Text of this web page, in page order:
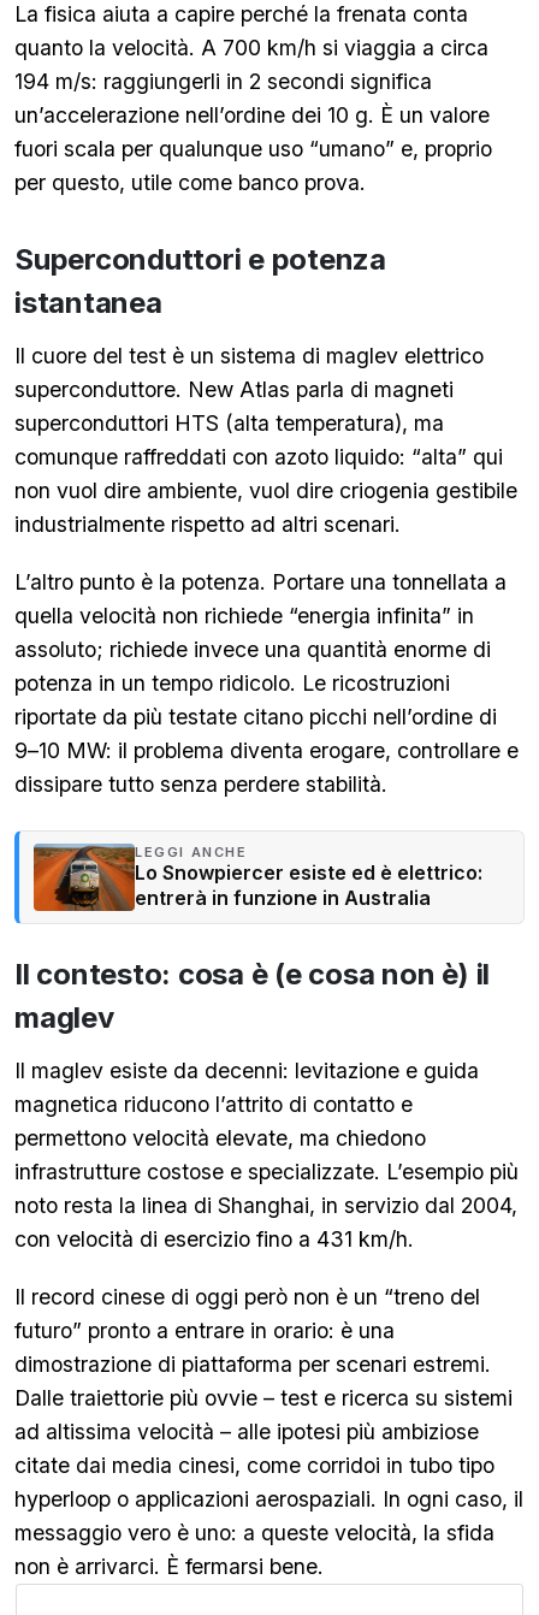
La fisica aiuta a capire perché la frenata conta
quanto la velocità. A 700 km/h si viaggia a circa
194 m/s: raggiungerli in 2 secondi significa
un’accelerazione nell’ordine dei 10 g. È un valore
fuori scala per qualunque uso “umano” e, proprio
per questo, utile come banco prova.
Superconduttori e potenza
istantanea
Il cuore del test è un sistema di maglev elettrico
superconduttore. New Atlas parla di magneti
superconduttori HTS (alta temperatura), ma
comunque raffreddati con azoto liquido: “alta” qui
non vuol dire ambiente, vuol dire criogenia gestibile
industrialmente rispetto ad altri scenari.
L’altro punto è la potenza. Portare una tonnellata a
quella velocità non richiede “energia infinita” in
assoluto; richiede invece una quantità enorme di
potenza in un tempo ridicolo. Le ricostruzioni
riportate da più testate citano picchi nell’ordine di
9–10 MW: il problema diventa erogare, controllare e
dissipare tutto senza perdere stabilità.
LEGGI ANCHE
Lo Snowpiercer esiste ed è elettrico:
entrerà in funzione in Australia
Il contesto: cosa è (e cosa non è) il
maglev
Il maglev esiste da decenni: levitazione e guida
magnetica riducono l’attrito di contatto e
permettono velocità elevate, ma chiedono
infrastrutture costose e specializzate. L’esempio più
noto resta la linea di Shanghai, in servizio dal 2004,
con velocità di esercizio fino a 431 km/h.
Il record cinese di oggi però non è un “treno del
futuro” pronto a entrare in orario: è una
dimostrazione di piattaforma per scenari estremi.
Dalle traiettorie più ovvie – test e ricerca su sistemi
ad altissima velocità – alle ipotesi più ambiziose
citate dai media cinesi, come corridoi in tubo tipo
hyperloop o applicazioni aerospaziali. In ogni caso, il
messaggio vero è uno: a queste velocità, la sfida
non è arrivarci. È fermarsi bene.